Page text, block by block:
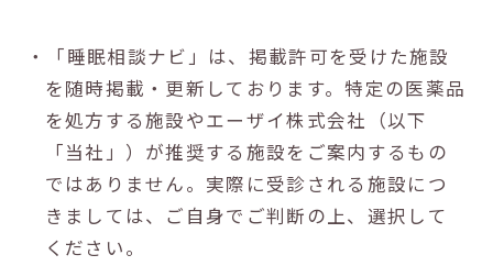
・「睡眠相談ナビ」は、掲載許可を受けた施設
を随時掲載・更新しております。特定の医薬品
を処方する施設やエーザイ株式会社（以下
「当社」）が推奨する施設をご案内するもの
ではありません。実際に受診される施設につ
きましては、ご自身でご判断の上、選択して
ください。